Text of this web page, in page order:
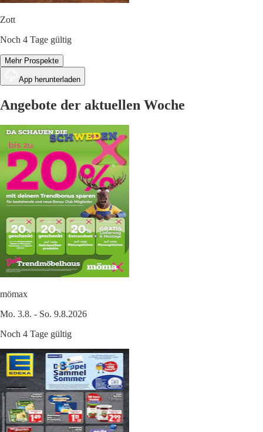
Zott
Noch 4 Tage gültig
Mehr Prospekte
App herunterladen
Angebote der aktuellen Woche
mömax
Mo. 3.8. - So. 9.8.2026
Noch 4 Tage gültig